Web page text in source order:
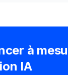
à
IA